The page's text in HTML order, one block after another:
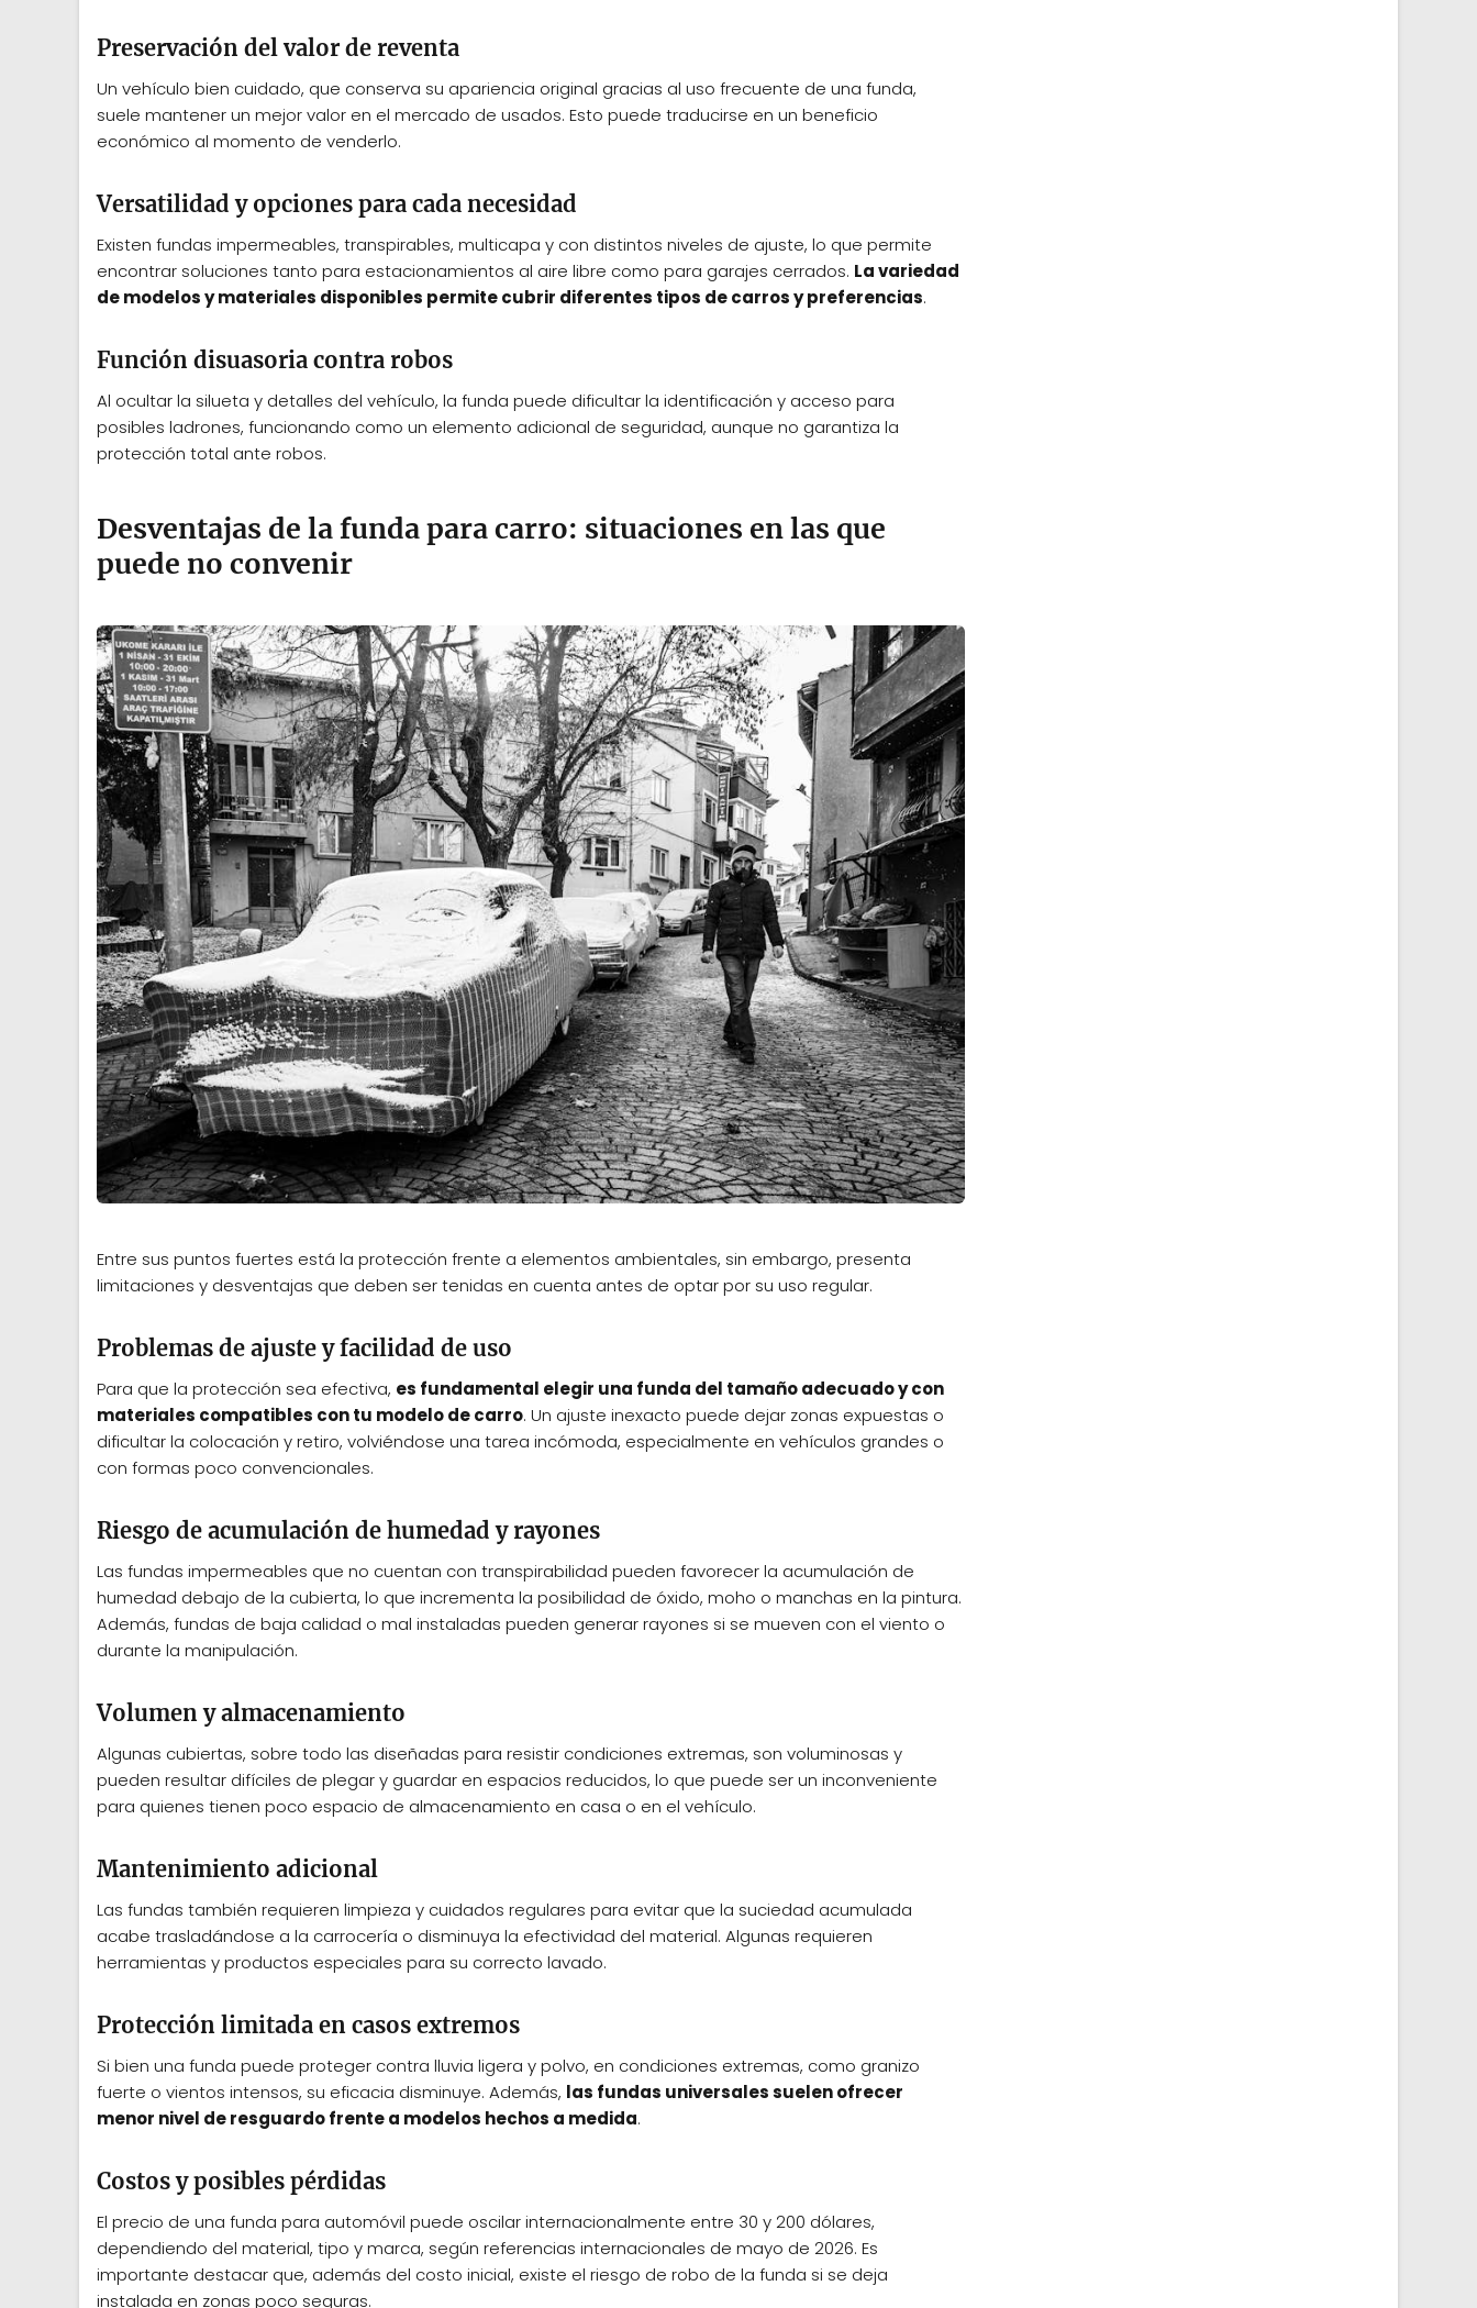
Preservación del valor de reventa
Un vehículo bien cuidado, que conserva su apariencia original gracias al uso frecuente de una funda,
suele mantener un mejor valor en el mercado de usados. Esto puede traducirse en un beneficio
económico al momento de venderlo.
Versatilidad y opciones para cada necesidad
Existen fundas impermeables, transpirables, multicapa y con distintos niveles de ajuste, lo que permite
encontrar soluciones tanto para estacionamientos al aire libre como para garajes cerrados. La variedad
de modelos y materiales disponibles permite cubrir diferentes tipos de carros y preferencias.
Función disuasoria contra robos
Al ocultar la silueta y detalles del vehículo, la funda puede dificultar la identificación y acceso para
posibles ladrones, funcionando como un elemento adicional de seguridad, aunque no garantiza la
protección total ante robos.
Desventajas de la funda para carro: situaciones en las que
puede no convenir
Entre sus puntos fuertes está la protección frente a elementos ambientales, sin embargo, presenta
limitaciones y desventajas que deben ser tenidas en cuenta antes de optar por su uso regular.
Problemas de ajuste y facilidad de uso
Para que la protección sea efectiva, es fundamental elegir una funda del tamaño adecuado y con
materiales compatibles con tu modelo de carro. Un ajuste inexacto puede dejar zonas expuestas o
dificultar la colocación y retiro, volviéndose una tarea incómoda, especialmente en vehículos grandes o
con formas poco convencionales.
Riesgo de acumulación de humedad y rayones
Las fundas impermeables que no cuentan con transpirabilidad pueden favorecer la acumulación de
humedad debajo de la cubierta, lo que incrementa la posibilidad de óxido, moho o manchas en la pintura.
Además, fundas de baja calidad o mal instaladas pueden generar rayones si se mueven con el viento o
durante la manipulación.
Volumen y almacenamiento
Algunas cubiertas, sobre todo las diseñadas para resistir condiciones extremas, son voluminosas y
pueden resultar difíciles de plegar y guardar en espacios reducidos, lo que puede ser un inconveniente
para quienes tienen poco espacio de almacenamiento en casa o en el vehículo.
Mantenimiento adicional
Las fundas también requieren limpieza y cuidados regulares para evitar que la suciedad acumulada
acabe trasladándose a la carrocería o disminuya la efectividad del material. Algunas requieren
herramientas y productos especiales para su correcto lavado.
Protección limitada en casos extremos
Si bien una funda puede proteger contra lluvia ligera y polvo, en condiciones extremas, como granizo
fuerte o vientos intensos, su eficacia disminuye. Además, las fundas universales suelen ofrecer
menor nivel de resguardo frente a modelos hechos a medida.
Costos y posibles pérdidas
El precio de una funda para automóvil puede oscilar internacionalmente entre 30 y 200 dólares,
dependiendo del material, tipo y marca, según referencias internacionales de mayo de 2026. Es
importante destacar que, además del costo inicial, existe el riesgo de robo de la funda si se deja
instalada en zonas poco seguras.